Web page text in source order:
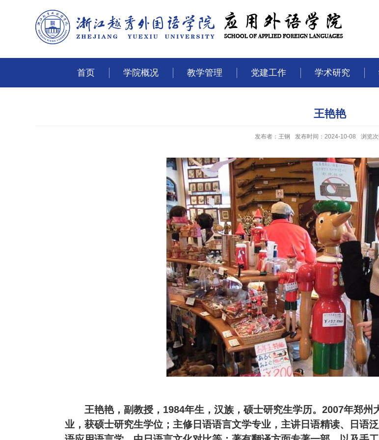
首页 学院概况 教学管理 党建工作 学术研究
王艳艳
发布者：王钢 发布时间：2024-10-08 浏览次
王艳艳，副教授，1984年生，汉族，硕士研究生学历。2007年郑
业，获硕士研究生学位；主修日语语言文学专业，主讲日语精读、日语